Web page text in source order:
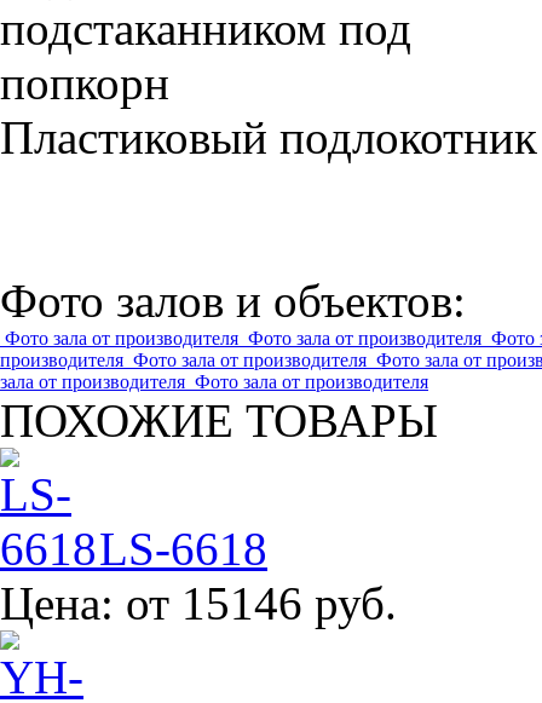
Пластиковый
Фото залов и объектов:
Фото зала от производителя Фото зала от производителя Фото
производителя Фото зала от производителя Фото зала от
зала от производителя Фото зала от производителя
ПОХОЖИЕ ТОВАРЫ
LS-6618
Цена: от 15146 руб.